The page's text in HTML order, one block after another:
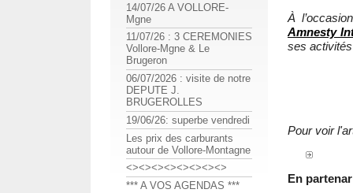
À
Amnesty
ses
Pour voir
En
14/07/26 A VOLLORE-
Mgne
11/07/26 : 3 CEREMONIES
Vollore-Mgne & Le
Brugeron
06/07/2026 : visite de notre
DEPUTE J.
BRUGEROLLES
19/06/26: superbe vendredi
Les prix des carburants
autour de Vollore-Montagne
<><><><><><><><>
*** A VOS AGENDAS ***